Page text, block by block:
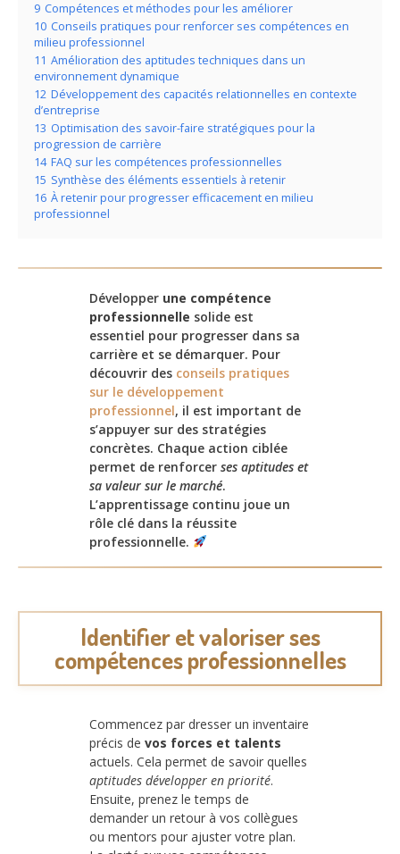
9 Compétences et méthodes pour les améliorer
10 Conseils pratiques pour renforcer ses compétences en
milieu professionnel
11 Amélioration des aptitudes techniques dans un
environnement dynamique
12 Développement des capacités relationnelles en contexte
d’entreprise
13 Optimisation des savoir-faire stratégiques pour la
progression de carrière
14 FAQ sur les compétences professionnelles
15 Synthèse des éléments essentiels à retenir
16 À retenir pour progresser efficacement en milieu
professionnel
Développer une compétence
professionnelle solide est
essentiel pour progresser dans sa
carrière et se démarquer. Pour
découvrir des conseils pratiques
sur le développement
professionnel, il est important de
s’appuyer sur des stratégies
concrètes. Chaque action ciblée
permet de renforcer ses aptitudes et
sa valeur sur le marché.
L’apprentissage continu joue un
rôle clé dans la réussite
professionnelle.
Identifier et valoriser ses
compétences professionnelles
Commencez par dresser un inventaire
précis de vos forces et talents
actuels. Cela permet de savoir quelles
aptitudes développer en priorité.
Ensuite, prenez le temps de
demander un retour à vos collègues
ou mentors pour ajuster votre plan.